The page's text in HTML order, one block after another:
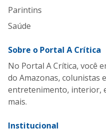
Parintins
Saúde
Sobre o Portal A Crítica
No Portal A Crítica, você
do Amazonas, colunistas
entretenimento, interior,
mais.
Institucional